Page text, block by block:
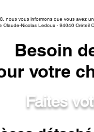
nous vous informons que vous avez
Nicolas Ledoux - 94046 Créteil
Besoin
votre
Faites